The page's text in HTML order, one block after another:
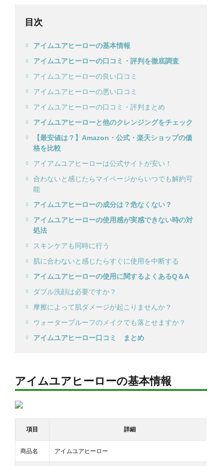
目次
アイムユアヒーローの基本情報
アイムユアヒーローの口コミ・評判を徹底調査
アイムユアヒーローの良い口コミ
アイムユアヒーローの悪い口コミ
アイムユアヒーローの口コミ・評判まとめ
アイムユアヒーローと他のクレンジングをチェック
【最安値は？】Amazon・公式・楽天ショップの価
格を比較
アイアムユアヒーローは公式サイトが安い！
合わないと感じたらマイページからいつでも解約可
能
アイムユアヒーローの成分は？危なくない？
アイムユアヒーローの使用感が実感できない時の対
処法
スキンケアも同時に行う
肌に合わないと感じたらすぐに使用を中断する
アイムユアヒーローの使用に関するよくあるQ＆A
ダブル洗顔は必要ですか？
摩擦によって肌ダメージが起こりませんか？
ウォータープルーフのメイクでも落とせますか？
アイムユアヒーロー口コミ まとめ
アイムユアヒーローの基本情報
項目 詳細
商品名 アイムユアヒーロー